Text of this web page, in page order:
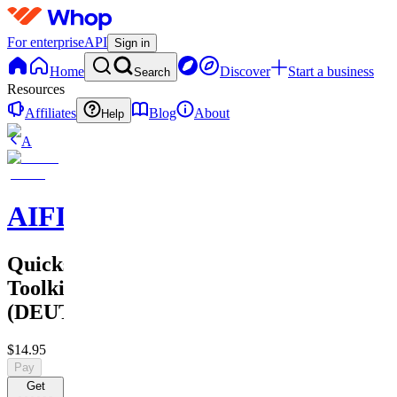
For enterpriseAPI Sign in
Home Search Discover
Start a business
Resources
Affiliates
Help Blog
About
A
AIFLUENZA
Quickstart
Toolkit
(DEUTSCH)
$14.95
Pay
Get